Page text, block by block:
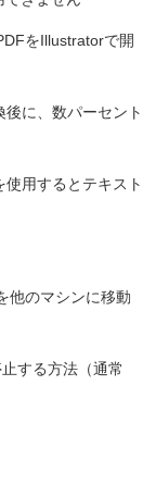
をIllustratorで開
に、数パーセント
用するとテキスト
他のマシンに移動
する方法（通常